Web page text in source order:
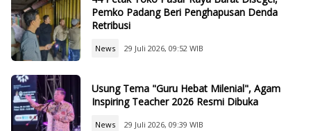
Pemko Padang Beri Penghapusan Denda
Retribusi
News 29 Juli 2026, 09:52 WIB
Usung Tema "Guru Hebat Milenial", Agam
Inspiring Teacher 2026 Resmi Dibuka
News 29 Juli 2026, 09:39 WIB